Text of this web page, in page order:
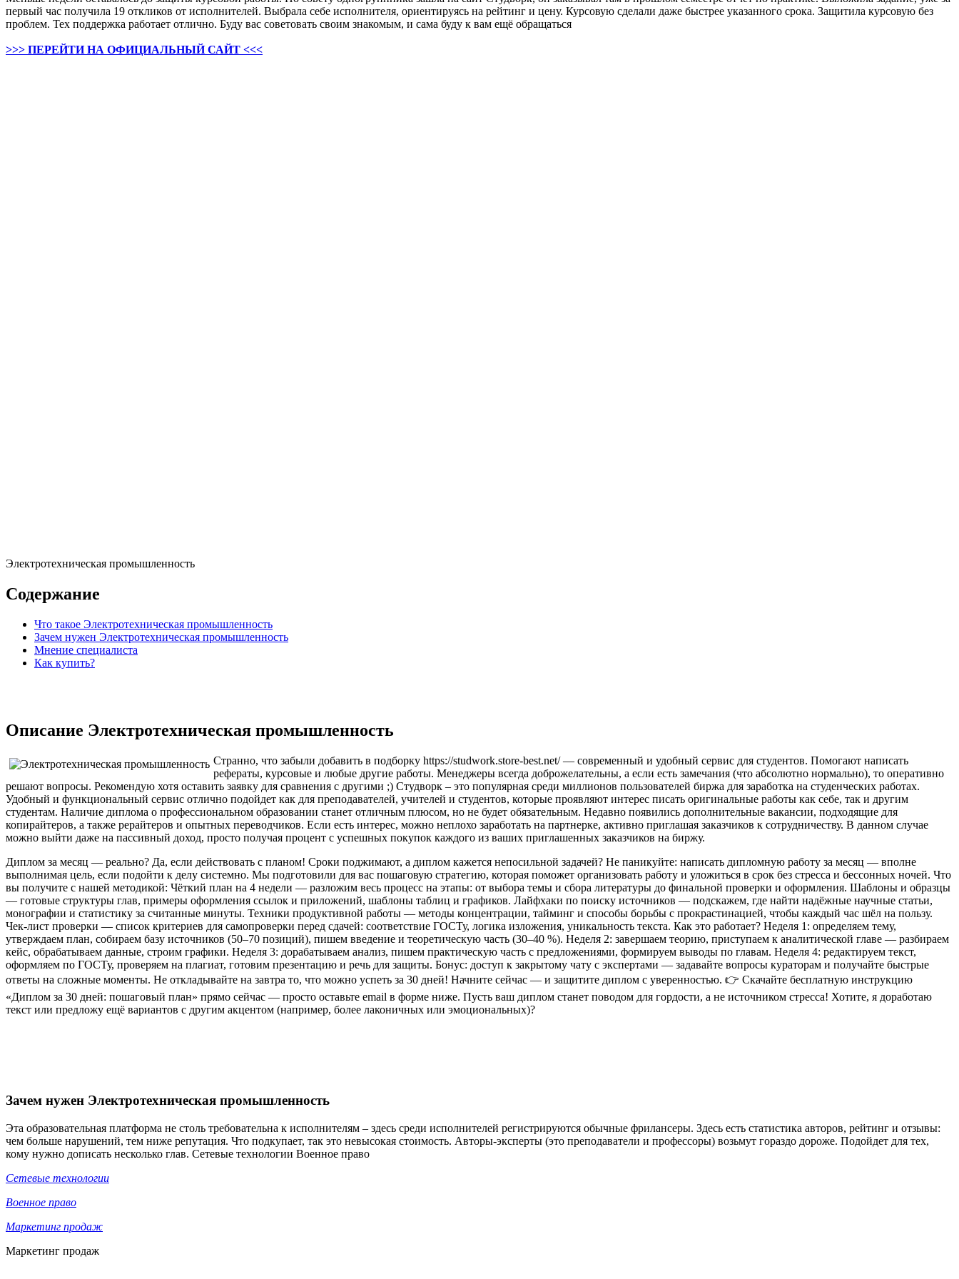
первый час получила 19 откликов от исполнителей. Выбрала себе исполнителя, ориентируясь на рейтинг и цену. Курсовую сделали даже быстрее указанного срока. Защитила курсовую без
проблем. Тех поддержка работает отлично. Буду вас советовать своим знакомым, и сама буду к вам ещё обращаться
>>> ПЕРЕЙТИ НА ОФИЦИАЛЬНЫЙ САЙТ <<<
Электротехническая промышленность
Содержание
Что такое Электротехническая промышленность
Зачем нужен Электротехническая промышленность
Мнение специалиста
Как купить?
Описание Электротехническая промышленность
Странно, что забыли добавить в подборку https://studwork.store-best.net/ — современный и удобный сервис для студентов. Помогают написать
рефераты, курсовые и любые другие работы. Менеджеры всегда доброжелательны, а если есть замечания (что абсолютно нормально), то оперативно
решают вопросы. Рекомендую хотя оставить заявку для сравнения с другими ;) Студворк – это популярная среди миллионов пользователей биржа для заработка на студенческих работах.
Удобный и функциональный сервис отлично подойдет как для преподавателей, учителей и студентов, которые проявляют интерес писать оригинальные работы как себе, так и другим
студентам. Наличие диплома о профессиональном образовании станет отличным плюсом, но не будет обязательным. Недавно появились дополнительные вакансии, подходящие для
копирайтеров, а также рерайтеров и опытных переводчиков. Если есть интерес, можно неплохо заработать на партнерке, активно приглашая заказчиков к сотрудничеству. В данном случае
можно выйти даже на пассивный доход, просто получая процент с успешных покупок каждого из ваших приглашенных заказчиков на биржу.
Диплом за месяц — реально? Да, если действовать с планом! Сроки поджимают, а диплом кажется непосильной задачей? Не паникуйте: написать дипломную работу за месяц — вполне
выполнимая цель, если подойти к делу системно. Мы подготовили для вас пошаговую стратегию, которая поможет организовать работу и уложиться в срок без стресса и бессонных ночей. Что
вы получите с нашей методикой: Чёткий план на 4 недели — разложим весь процесс на этапы: от выбора темы и сбора литературы до финальной проверки и оформления. Шаблоны и образцы
— готовые структуры глав, примеры оформления ссылок и приложений, шаблоны таблиц и графиков. Лайфхаки по поиску источников — подскажем, где найти надёжные научные статьи,
монографии и статистику за считанные минуты. Техники продуктивной работы — методы концентрации, тайминг и способы борьбы с прокрастинацией, чтобы каждый час шёл на пользу.
Чек‑лист проверки — список критериев для самопроверки перед сдачей: соответствие ГОСТу, логика изложения, уникальность текста. Как это работает? Неделя 1: определяем тему,
утверждаем план, собираем базу источников (50–70 позиций), пишем введение и теоретическую часть (30–40 %). Неделя 2: завершаем теорию, приступаем к аналитической главе — разбираем
кейс, обрабатываем данные, строим графики. Неделя 3: дорабатываем анализ, пишем практическую часть с предложениями, формируем выводы по главам. Неделя 4: редактируем текст,
оформляем по ГОСТу, проверяем на плагиат, готовим презентацию и речь для защиты. Бонус: доступ к закрытому чату с экспертами — задавайте вопросы кураторам и получайте быстрые
ответы на сложные моменты. Не откладывайте на завтра то, что можно успеть за 30 дней! Начните сейчас — и защитите диплом с уверенностью. 👉 Скачайте бесплатную инструкцию
«Диплом за 30 дней: пошаговый план» прямо сейчас — просто оставьте email в форме ниже. Пусть ваш диплом станет поводом для гордости, а не источником стресса! Хотите, я доработаю
текст или предложу ещё вариантов с другим акцентом (например, более лаконичных или эмоциональных)?
Зачем нужен Электротехническая промышленность
Эта образовательная платформа не столь требовательна к исполнителям – здесь среди исполнителей регистрируются обычные фрилансеры. Здесь есть статистика авторов, рейтинг и отзывы:
чем больше нарушений, тем ниже репутация. Что подкупает, так это невысокая стоимость. Авторы-эксперты (это преподаватели и профессоры) возьмут гораздо дороже. Подойдет для тех,
кому нужно дописать несколько глав. Сетевые технологии Военное право
Сетевые технологии
Военное право
Маркетинг продаж
Маркетинг продаж